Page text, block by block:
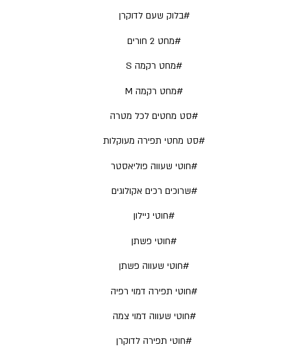
#בלוק שעם לדוקרן
#מחט 2 חורים
#מחט רקמה S
#מחט רקמה M
#סט מחטים לכל מטרה
#סט מחטי תפירה מעוקלות
#חוטי שעווה פוליאסטר
#שרוכים רכים אקולוגים
#חוטי ניילון
#חוטי פשתן
#חוטי שעווה פשתן
#חוטי תפירה דמוי רפיה
#חוטי שעווה דמוי צמה
#חוטי תפירה לדוקרן